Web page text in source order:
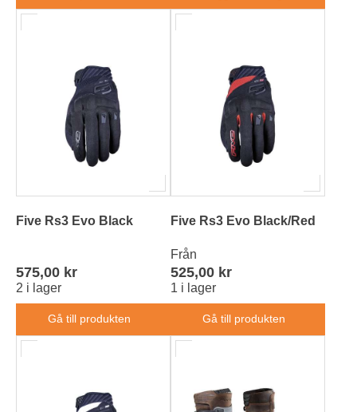
Five Rs3 Evo Black
575,00 kr
2 i lager
Gå till produkten
Five Rs3 Evo Black/Red
Från
525,00 kr
1 i lager
Gå till produkten